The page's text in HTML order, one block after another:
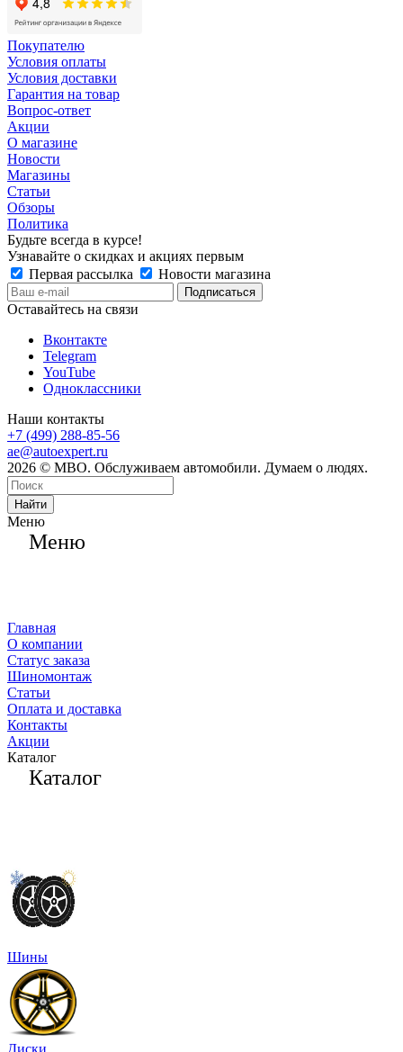
Покупателю
Условия оплаты
Условия доставки
Гарантия на товар
Вопрос-ответ
Акции
О магазине
Новости
Магазины
Статьи
Обзоры
Политика
Будьте всегда в курсе!
Узнавайте о скидках и акциях первым
Первая рассылка
Новости магазина
Оставайтесь на связи
Вконтакте
Telegram
YouTube
Одноклассники
Наши контакты
+7 (499) 288-85-56
ae@autoexpert.ru
2026 © МВО. Обслуживаем автомобили. Думаем о людях.
Найти
Меню
Меню
Главная
О компании
Статус заказа
Шиномонтаж
Статьи
Оплата и доставка
Контакты
Акции
Каталог
Каталог
Шины